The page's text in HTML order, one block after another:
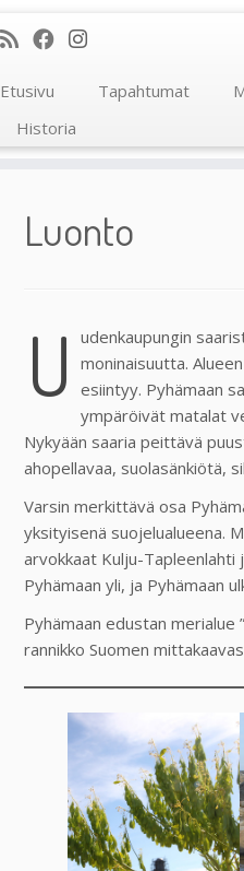
Etusivu Tapahtumat
Historia
Luonto
U
udenkaupungin
moninaisuutta.
esiintyy. Pyhämaan
ympäröivät matalat
Nykyään saaria peittävä
ahopellavaa, suolasänkiötä,
Varsin merkittävä osa
yksityisenä suojelualueena.
arvokkaat Kulju-
Pyhämaan yli, ja Pyhämaan
Pyhämaan edustan merialue
rannikko Suomen